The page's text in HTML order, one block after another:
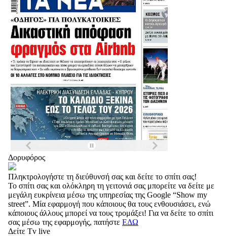
Δορυφόρος
Πληκτρολογήστε τη διεύθυνσή σας και δείτε το σπίτι σας!
Το σπίτι σας και ολόκληρη τη γειτονιά σας μπορείτε να δείτε με
μεγάλη ευκρίνεια μέσω της υπηρεσίας της Google “Show my
street”. Μία εφαρμογή που κάποιους θα τους ενθουσιάσει, ενώ
κάποιους άλλους μπορεί να τους τρομάξει! Για να δείτε το σπίτι
σας μέσω της εφαρμογής, πατήστε ΕΔΩ
Δείτε Tv live